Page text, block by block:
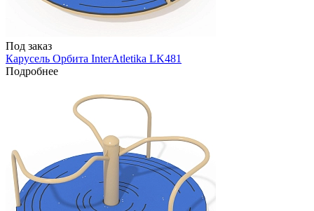
Под заказ
Карусель Орбита InterAtletika LK481
Подробнее